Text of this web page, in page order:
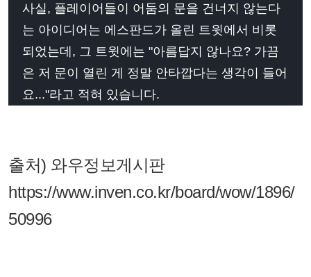
사실, 플레이어들이 어둠의 문을 건너지 않는다
는 아이디어는 에스판드가 올린 트윗에서 비롯
되었는데, 그 트윗에는 "아름답지 않나요? 가끔
은 저 문이 열린 게 정말 안타깝다는 생각이 들어
요..."라고 적혀 있습니다.
출처) 와우정보게시판
https://www.inven.co.kr/board/wow/1896/
50996